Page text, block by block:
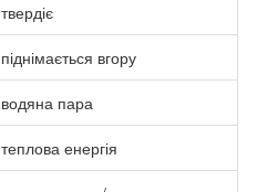
твердіє
піднімається вгору
водяна пара
теплова енергія